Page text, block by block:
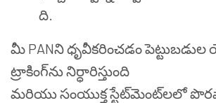
ది.
మీ PANని ధృవీకరించడం
ట్రాకింగ్‌ను నిర్ధారిస్తుంది
మరియు సంయుక్త స్టేట్‌మెంట్‌లలో